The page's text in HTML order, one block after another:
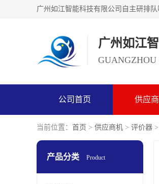
广州如江
GUANGZHOU
公司首页 供应
当前位置： 首页 > 供应商机 > 评价器
产品分类 Product